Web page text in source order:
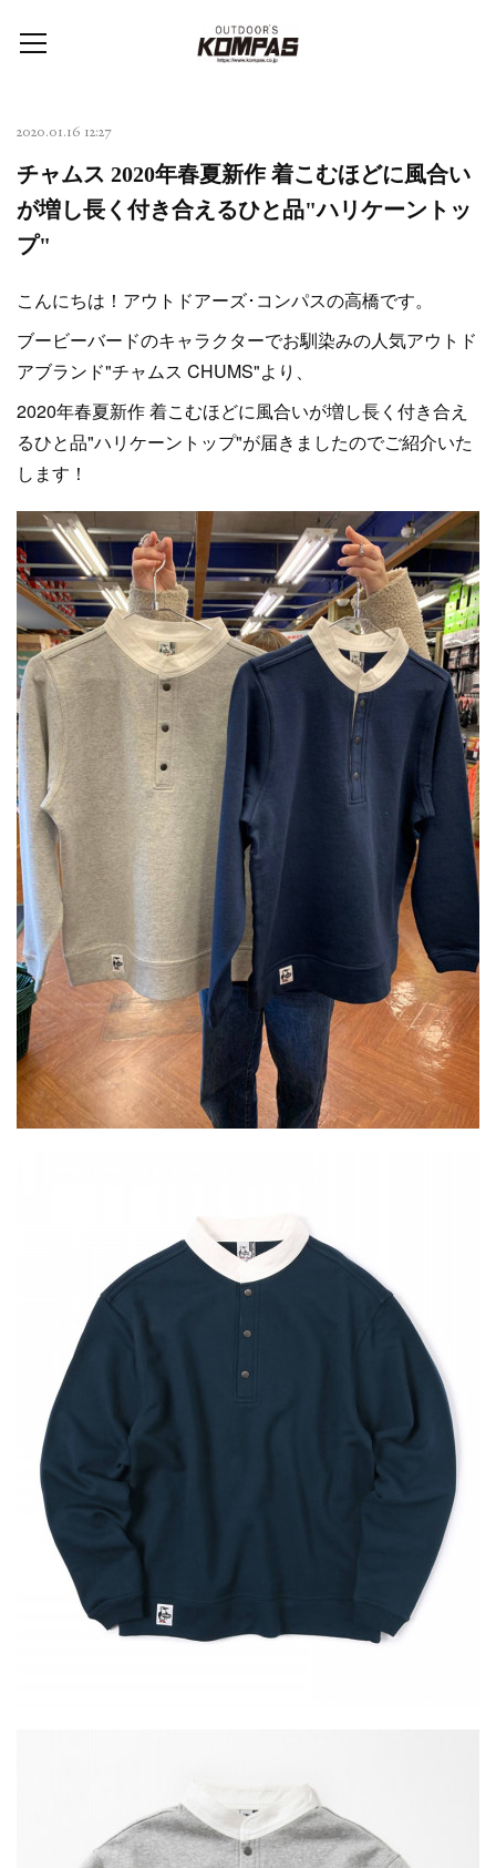
2020.01.16 12:27
チャムス 2020年春夏新作 着こむほどに風合い
が増し長く付き合えるひと品"ハリケーントッ
プ"
こんにちは！アウトドアーズ･コンパスの高橋です。
ブービーバードのキャラクターでお馴染みの人気アウトド
アブランド"チャムス CHUMS"より、
2020年春夏新作 着こむほどに風合いが増し長く付き合え
るひと品"ハリケーントップ"が届きましたのでご紹介いた
します！